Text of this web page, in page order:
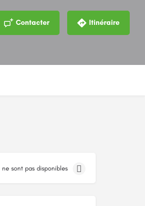
Contacter Itinéraire
sont pas disponibles